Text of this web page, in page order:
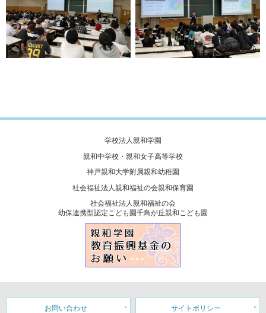
学校法人親和学園
親和中学校・親和女子高等学校
神戸親和大学附属親和幼稚園
社会福祉法人親和福祉の会親和保育園
社会福祉法人親和福祉の会
幼保連携型認定こども園千鳥が丘親和こども園
お問い合わせ サイトポリシー